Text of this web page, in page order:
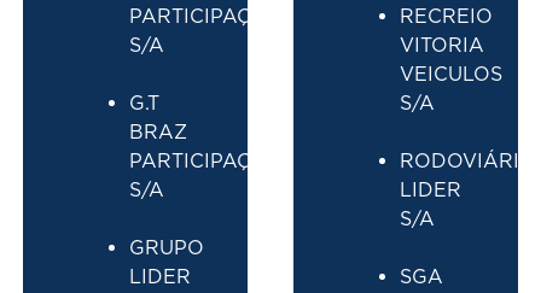
PARTICIPAÇÕES
S/A
G.T
BRAZ
PARTICIPAÇÕES
S/A
GRUPO
LIDER
RECREIO
VITORIA
VEICULOS
S/A
RODOVIÁRIO
LIDER
S/A
SGA